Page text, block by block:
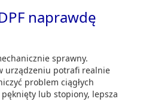
naprawdę
sprawny.
urządzeniu potrafi realnie
problem ciągłych
lub stopiony, lepsza